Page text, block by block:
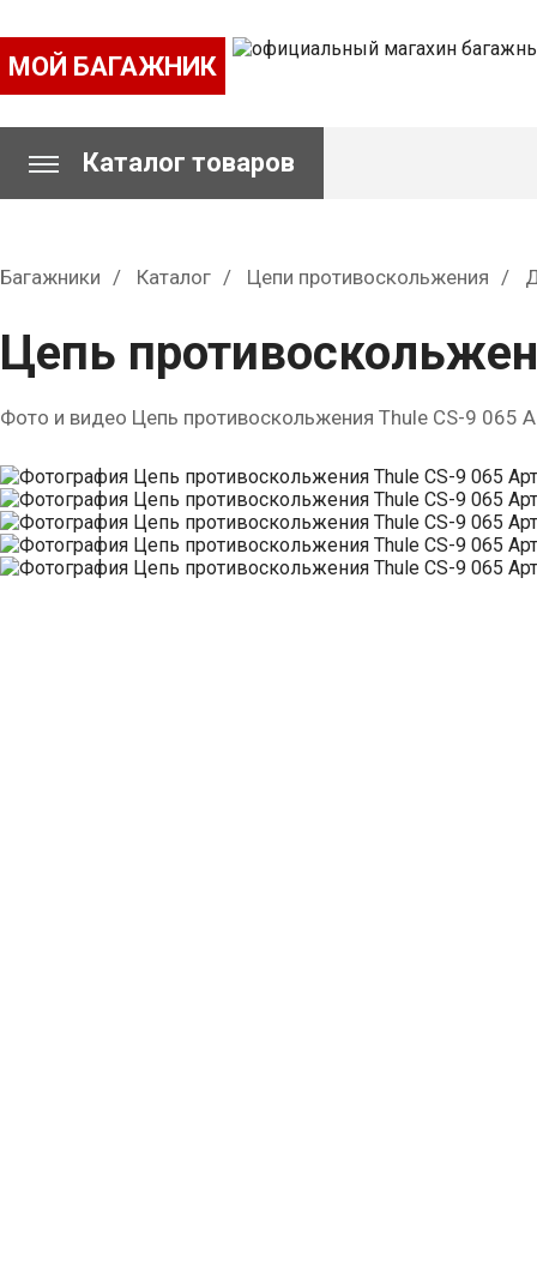
МОЙ БАГАЖНИК
Каталог товаров
Багажники Каталог Цепи противоскольжения
Цепь
Фото и видео Цепь противоскольжения Thule CS-9 065